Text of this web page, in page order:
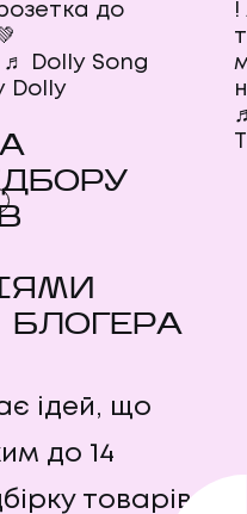
до
♬ Dolly Song
Dolly
!
ідей, що
до 14
товарів